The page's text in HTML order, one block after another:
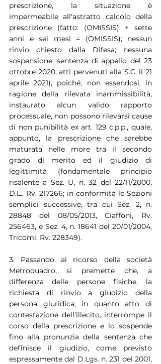
prescrizione, la situazione è
impermeabile all'astratto calcolo della
prescrizione (fatto: (OMISSIS) + sette
anni e sei mesi = (OMISSIS); nessun
rinvio chiesto dalla Difesa; nessuna
sospensione; sentenza di appello del 23
ottobre 2020; atti pervenuti alla S.C. il 21
aprile 2021), poiché, non essendosi, in
ragione della rilevata inammissibilità,
instaurato alcun valido rapporto
processuale, non possono rilevarsi cause
di non punibilità ex art. 129 c.p.p., quale,
appunto, la prescrizione che sarebbe
maturata nelle more tra il secondo
grado di merito ed il giudizio di
legittimità (fondamentale principio
risalente a Sez. U, n. 32 del 22/11/2000,
D.L., Rv. 217266; in conformità le Sezioni
semplici successive, tra cui Sez. 2, n.
28848 del 08/05/2013, Ciaffoni, Rv.
256463, e Sez. 4, n. 18641 del 20/01/2004,
Tricomi, Rv. 228349).
3. Passando al ricorso della società
Metroquadro, si premette che, a
differenza delle persone fisiche, la
richiesta di rinvio a giudizio della
persona giuridica, in quanto atto di
contestazione dell'illecito, interrompe il
corso della prescrizione e lo sospende
fino alla pronunzia della sentenza che
definisce il giudizio, come previsto
espressamente dal D.Lgs. n. 231 del 2001,